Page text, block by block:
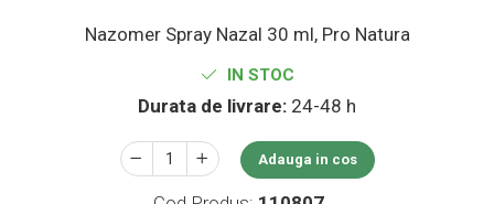
Supliment Vitamina B
Supliment Vitamina D3
Supliment Vitamina E
Supliment Zinc
Nazomer Spray Nazal 30 ml, Pro Natura
IN STOC
Durata de livrare: 24-48 h
Adauga in cos